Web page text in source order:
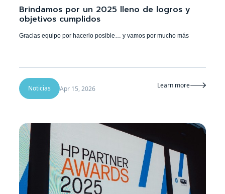
Brindamos por un 2025 lleno de logros y
objetivos cumplidos
Gracias equipo por hacerlo posible… y vamos por mucho más
Noticias Apr 15, 2026 Learn more